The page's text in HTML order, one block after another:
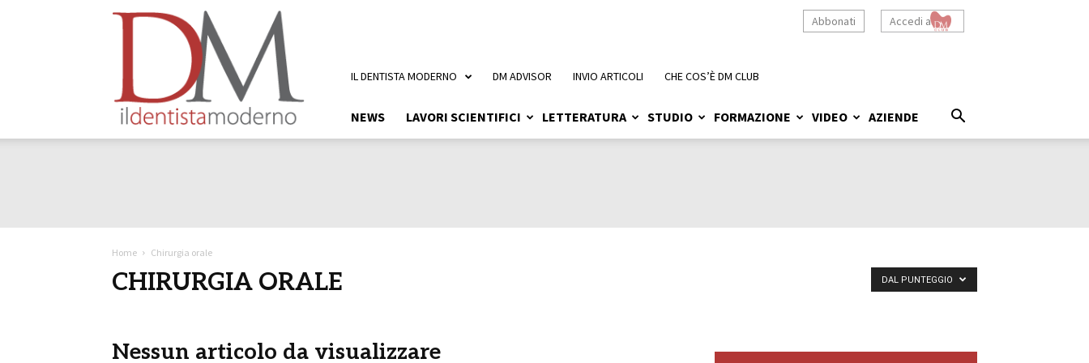
Accedi a
Abbonati
NEWS LAVORI SCIENTIFICI LETTERATURA STUDIO FORMAZIONE VIDEO AZIENDE
IL DENTISTA MODERNO DM ADVISOR INVIO ARTICOLI CHE COS’È DM CLUB
Home Chirurgia orale
CHIRURGIA ORALE DAL PUNTEGGIO
Nessun articolo da visualizzare